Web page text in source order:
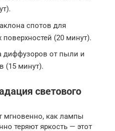
спотов для
(20 минут).
диффузоров от пыли и
(15 минут).
светового
мгновенно, как лампы
теряют яркость — этот